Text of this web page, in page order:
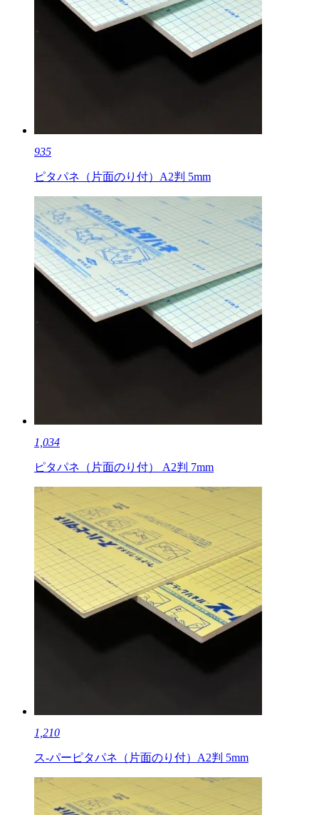
935
ピタパネ（片面のり付）A2判 5mm
1,034
ピタパネ（片面のり付） A2判 7mm
1,210
ス-パーピタパネ（片面のり付）A2判 5mm